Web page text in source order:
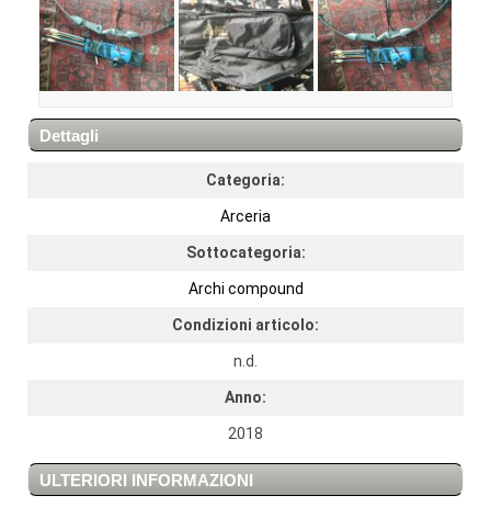
Dettagli
Categoria:
Arceria
Sottocategoria:
Archi compound
Condizioni articolo:
n.d.
Anno:
2018
ULTERIORI INFORMAZIONI